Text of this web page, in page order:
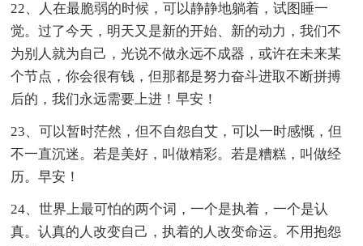
22、人在最脆弱的时候，可以静静地躺着，试图睡一
觉。过了今天，明天又是新的开始、新的动力，我们不
为别人就为自己，光说不做永远不成器，或许在未来某
个节点，你会很有钱，但那都是努力奋斗进取不断拼搏
后的，我们永远需要上进！早安！
23、可以暂时茫然，但不自怨自艾，可以一时感慨，但
不一直沉迷。若是美好，叫做精彩。若是糟糕，叫做经
历。早安！
24、世界上最可怕的两个词，一个是执着，一个是认
真。认真的人改变自己，执着的人改变命运。不用抱怨